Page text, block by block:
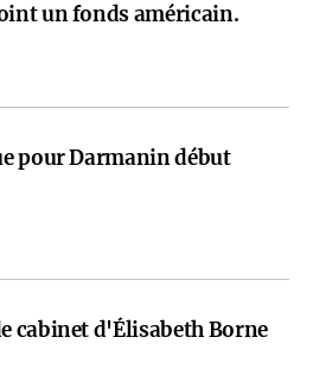
un fonds américain.
pour Darmanin début
cabinet d'Élisabeth Borne